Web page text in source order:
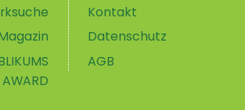
AWARD
Kontakt
Datenschutz
AGB